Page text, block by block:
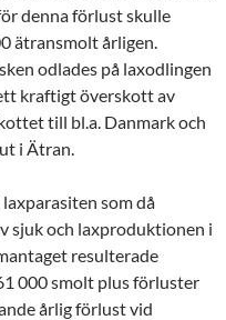
denna förlust skulle
ätransmolt årligen.
odlades på laxodlingen
kraftigt överskott av
till bl.a. Danmark och
i Ätran.
som då
sjuk och laxproduktionen i
resulterade
000 smolt plus förluster
årlig förlust vid